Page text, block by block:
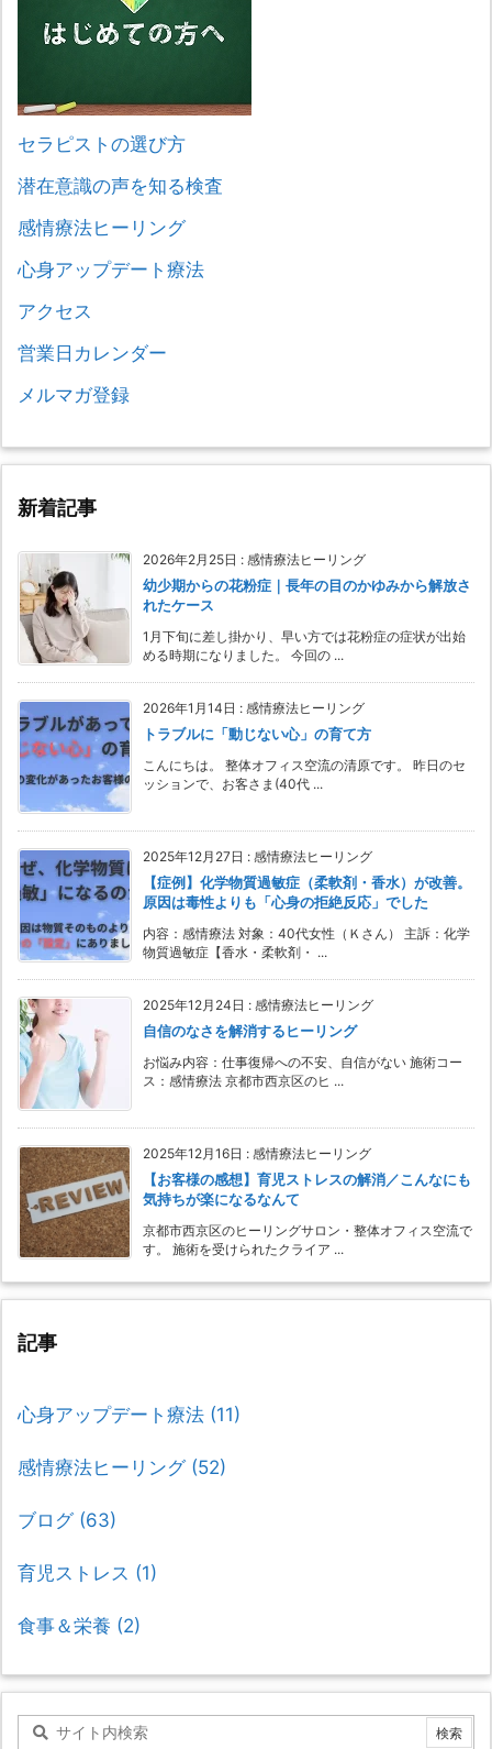
セラピストの選び方
潜在意識の声を知る検査
感情療法ヒーリング
心身アップデート療法
アクセス
営業日カレンダー
メルマガ登録
新着記事
2026年2月25日 : 感情療法ヒーリング
幼少期からの花粉症｜長年の目のかゆみから解放さ
れたケース
1月下旬に差し掛かり、早い方では花粉症の症状が出始
める時期になりました。 今回の ...
2026年1月14日 : 感情療法ヒーリング
トラブルに「動じない心」の育て方
こんにちは。 整体オフィス空流の清原です。 昨日のセ
ッションで、お客さま(40代 ...
2025年12月27日 : 感情療法ヒーリング
【症例】化学物質過敏症（柔軟剤・香水）が改善。
原因は毒性よりも「心身の拒絶反応」でした
内容：感情療法 対象：40代女性（Ｋさん） 主訴：化学
物質過敏症【香水・柔軟剤・ ...
2025年12月24日 : 感情療法ヒーリング
自信のなさを解消するヒーリング
お悩み内容：仕事復帰への不安、自信がない 施術コー
ス：感情療法 京都市西京区のヒ ...
2025年12月16日 : 感情療法ヒーリング
【お客様の感想】育児ストレスの解消／こんなにも
気持ちが楽になるなんて
京都市西京区のヒーリングサロン・整体オフィス空流で
す。 施術を受けられたクライア ...
記事
心身アップデート療法 (11)
感情療法ヒーリング (52)
ブログ (63)
育児ストレス (1)
食事＆栄養 (2)